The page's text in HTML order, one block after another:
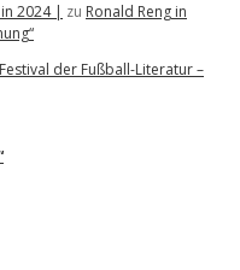
2024 | zu Ronald Reng in
der Fußball-Literatur –